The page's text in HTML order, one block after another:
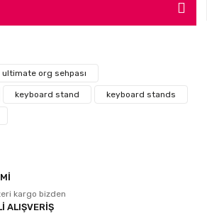
ultimate org sehpası
keyboard stand keyboard stands
kargo bizden
ALIŞVERİŞ